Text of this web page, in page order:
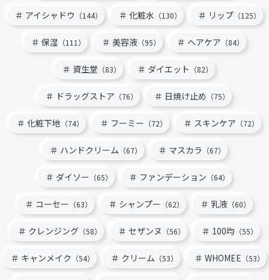
アイシャドウ （144） 化粧水 （130） リップ（125）
保湿 （111） 美容液 （95） ヘアケア （84）
資生堂 （83） ダイエット （82）
ドラッグストア （76） 日焼け止め （75）
化粧下地 （74） フーミー （72） スキンケア （72）
ハンドクリーム （67） マスカラ （67）
ダイソー （65） ファンデーション （64）
コーセー （63） シャンプー （62） 乳液（60）
クレンジング（58） セザンヌ （56） 100均 （55）
キャンメイク （54） クリーム （53） WHOMEE （53）